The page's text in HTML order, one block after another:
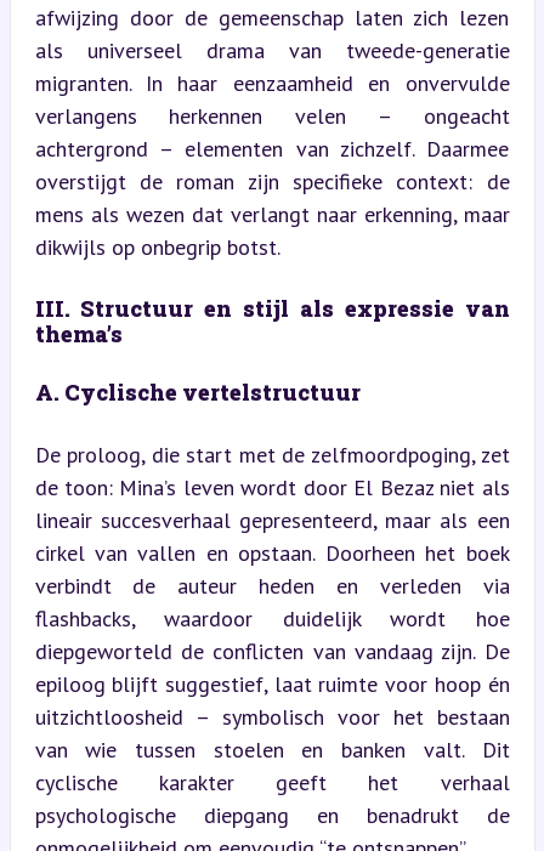
afwijzing door de gemeenschap laten zich lezen
als universeel drama van tweede-generatie
migranten. In haar eenzaamheid en onvervulde
verlangens herkennen velen – ongeacht
achtergrond – elementen van zichzelf. Daarmee
overstijgt de roman zijn specifieke context: de
mens als wezen dat verlangt naar erkenning, maar
dikwijls op onbegrip botst.
III. Structuur en stijl als expressie van
thema’s
A. Cyclische vertelstructuur
De proloog, die start met de zelfmoordpoging, zet
de toon: Mina’s leven wordt door El Bezaz niet als
lineair succesverhaal gepresenteerd, maar als een
cirkel van vallen en opstaan. Doorheen het boek
verbindt de auteur heden en verleden via
flashbacks, waardoor duidelijk wordt hoe
diepgeworteld de conflicten van vandaag zijn. De
epiloog blijft suggestief, laat ruimte voor hoop én
uitzichtloosheid – symbolisch voor het bestaan
van wie tussen stoelen en banken valt. Dit
cyclische karakter geeft het verhaal
psychologische diepgang en benadrukt de